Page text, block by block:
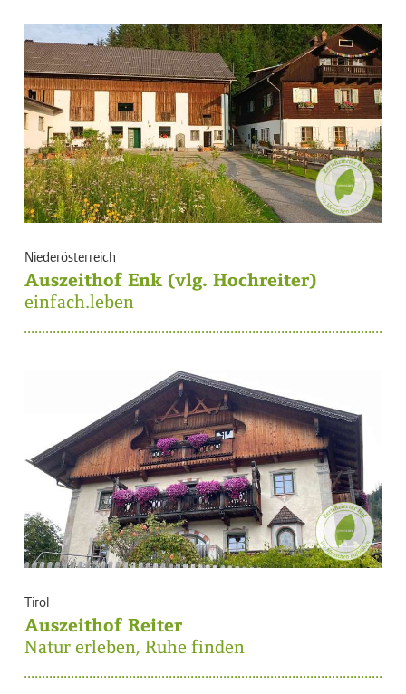
Niederösterreich
Auszeithof Enk (vlg. Hochreiter)
einfach.leben
Tirol
Auszeithof Reiter
Natur erleben, Ruhe finden